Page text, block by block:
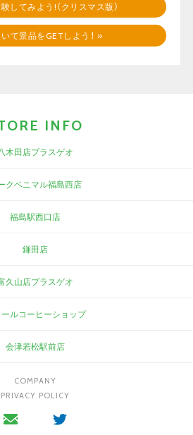
してみよう!（クリスマス版）
て景品をGETしよう！ »
INFO
木田店プラスゲオ
クベニマル福島西店
福島駅西口店
鎌田店
久山店プラスゲオ
ールコーヒーショップ
会津若松駅前店
COMPANY
PRIVACY POLICY